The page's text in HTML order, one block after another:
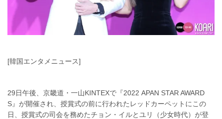
[韓国エンタメニュース]
29日午後、京畿道・一山KINTEXで『2022 APAN STAR AWARD
S』が開催され、授賞式の前に行われたレッドカーペットにこの
日、授賞式の司会を務めたチョン・イルとユリ（少女時代）が登